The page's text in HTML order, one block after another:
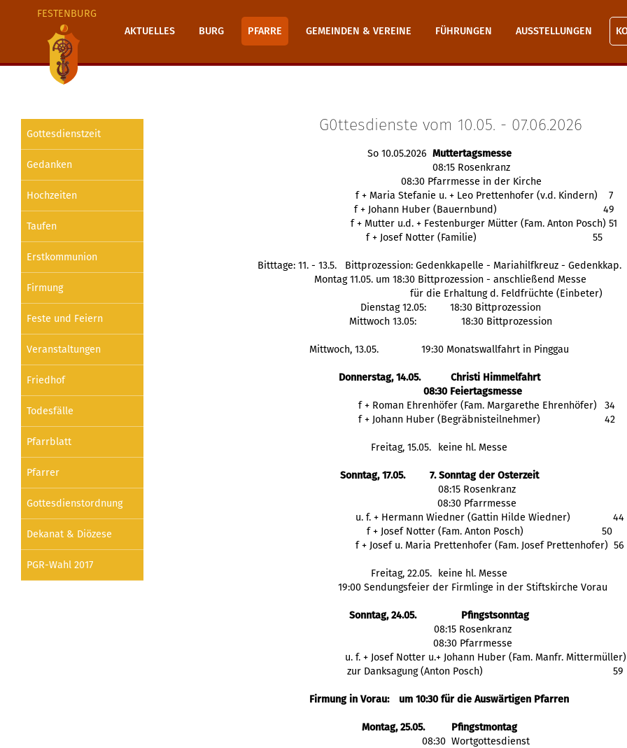
FESTENBURG
AKTUELLES
BURG PFARRE GEMEINDEN & VEREINE FÜHRUNGEN AUSSTELLUNGEN
Gottesdienstzeit
Gedanken
Hochzeiten
Taufen
Erstkommunion
Firmung
Feste und Feiern
Veranstaltungen
Friedhof
Todesfälle
Pfarrblatt
Pfarrer
Gottesdienstordnung
Dekanat & Diözese
PGR-Wahl 2017
G0ttesdienste vom 10.05. - 07.06.2026
So 10.05.2026 Muttertagsmesse
08:15 Rosenkranz
08:30 Pfarrmesse in der Kirche
f + Maria Stefanie u. + Leo Prettenhofer (v.d. Kindern) 7
f + Johann Huber (Bauernbund)
49
f + Mutter u.d. + Festenburger Mütter (Fam. Anton Posch) 51
f + Josef Notter (Familie)
55
Bitttage: 11. - 13.5.   Bittprozession: Gedenkkapelle - Mariahilfkreuz - Gedenkkap.
Montag 11.05. um 18:30 Bittprozession - anschließend Messe
für die Erhaltung d. Feldfrüchte (Einbeter)
Dienstag 12.05:
18:30 Bittprozession
Mittwoch 13.05:
18:30 Bittprozession
Mittwoch, 13.05. 19:30 Monatswallfahrt in Pinggau
Donnerstag, 14.05.
Christi Himmelfahrt
08:30 Feiertagsmesse
  f + Roman Ehrenhöfer (Fam. Margarethe Ehrenhöfer)
  34
  f + Johann Huber (Begräbnisteilnehmer)
  42
Freitag, 15.05. keine hl. Messe
Sonntag, 17.05.
7. Sonntag der Osterzeit
   08:15 Rosenkranz
   08:30 Pfarrmesse
44
    f + Josef Notter (Fam. Anton Posch)
50
    f + Josef u. Maria Prettenhofer (Fam. Josef Prettenhofer)  56
Freitag, 22.05.
keine hl. Messe
19:00 Sendungsfeier der Firmlinge in der Stiftskirche Vorau
Sonntag, 24.05.
Pfingstsonntag
08:15 Rosenkranz
08:30 Pfarrmesse
u. f. + Josef Notter u.+ Johann Huber (Fam. Manfr. Mittermüller)
zur Danksagung (Anton Posch)
59
Firmung in Vorau: um 10:30 für die Auswärtigen Pfarren
Montag, 25.05.
Pfingstmontag
  08:30  Wortgottesdienst